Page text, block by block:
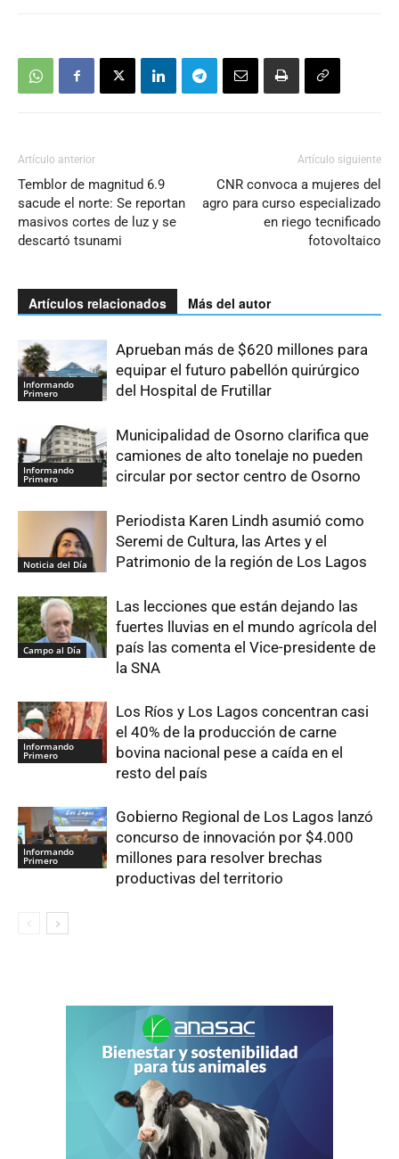
Artículo anterior
Temblor de magnitud 6.9
sacude el norte: Se reportan
masivos cortes de luz y se
descartó tsunami
Artículo siguiente
CNR convoca a mujeres del
agro para curso especializado
en riego tecnificado
fotovoltaico
Artículos relacionados Más del autor
Informando
Primero
Aprueban más de $620 millones para
equipar el futuro pabellón quirúrgico
del Hospital de Frutillar
Informando
Primero
Municipalidad de Osorno clarifica que
camiones de alto tonelaje no pueden
circular por sector centro de Osorno
Noticia del Día
Periodista Karen Lindh asumió como
Seremi de Cultura, las Artes y el
Patrimonio de la región de Los Lagos
Campo al Día
Las lecciones que están dejando las
fuertes lluvias en el mundo agrícola del
país las comenta el Vice-presidente de
la SNA
Informando
Primero
Los Ríos y Los Lagos concentran casi
el 40% de la producción de carne
bovina nacional pese a caída en el
resto del país
Informando
Primero
Gobierno Regional de Los Lagos lanzó
concurso de innovación por $4.000
millones para resolver brechas
productivas del territorio